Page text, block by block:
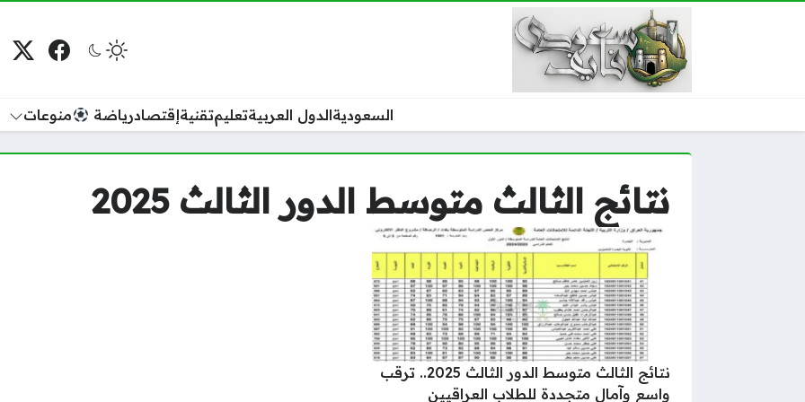
فيسبوك
السعوديةالدول العربيةتعليمتقنيةإقتصادرياضة منوعات
نتائج الثالث متوسط الدور الثالث 2025
نتائج الثالث متوسط الدور الثالث 2025.. ترقب
واسع وآمال متجددة للطلاب العراقيين